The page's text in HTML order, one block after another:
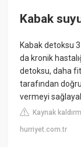
Kabak
Kabak detoksu
da kronik
detoksu, daha
tarafından
vermeyi
Kaynak
hurriyet.com.tr